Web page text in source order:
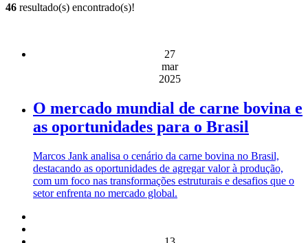
46 resultado(s) encontrado(s)!
27
mar
2025
O mercado mundial de carne bovina e
as oportunidades para o Brasil
Marcos Jank analisa o cenário da carne bovina no Brasil,
destacando as oportunidades de agregar valor à produção,
com um foco nas transformações estruturais e desafios que o
setor enfrenta no mercado global.